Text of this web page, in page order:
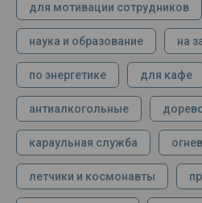
для мотивации сотрудников
наука и образование на
по энергетике для кафе
антиалкогольные
караульная служба
летчики и космонавты